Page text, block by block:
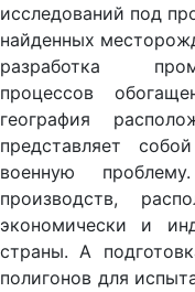
исследований под
найденных
разработка
процессов
география
представляет
военную
производств,
экономически и
страны. А
полигонов для